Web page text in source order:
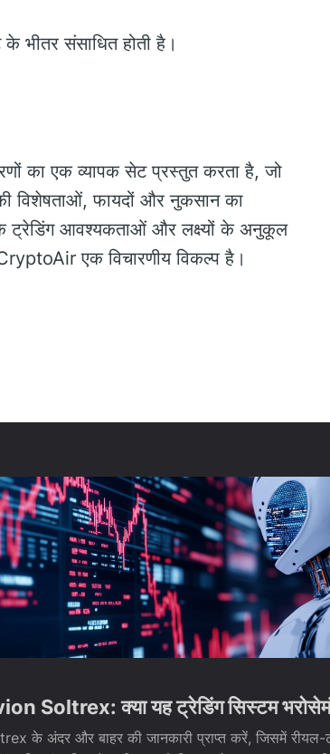
भीतर संसाधित होती है।
का एक व्यापक सेट प्रस्तुत करता है, जो
विशेषताओं, फायदों और नुकसान का
आवश्यकताओं और लक्ष्यों के अनुकूल
एक विचारणीय विकल्प है।
Soltrex: क्या यह ट्रेडिंग सिस्टम
के अंदर और बाहर की जानकारी प्राप्त करें, जिसमें रीयल-